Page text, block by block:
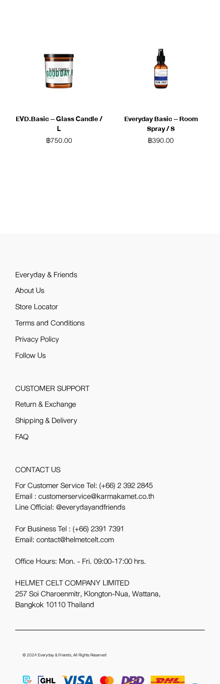
EVD.Basic – Glass Candle /
L
฿750.00
Everyday Basic – Room
Spray / S
฿390.00
Everyday & Friends
About Us
Store Locator
Terms and Conditions
Privacy Policy
Follow Us
CUSTOMER SUPPORT
Return & Exchange
Shipping & Delivery
FAQ
CONTACT US
For Customer Service Tel:(+66) 2 392 2845
Email : customerservice@karmakamet.co.th
Line Official:@everydayandfriends
For Business Tel :(+66) 2391 7391
Email: contact@helmetcelt.com
Office Hours: Mon. - Fri. 09:00-17:00 hrs.
HELMET CELT COMPANY LIMITED
257 Soi Charoenmitr, Klongton-Nua, Wattana,
Bangkok 10110 Thailand
© 2024Everyday & Friends, All Rights Reserved